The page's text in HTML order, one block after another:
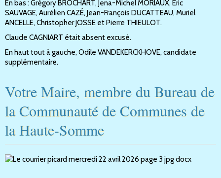
En bas : Grégory BROCHART, Jena-Michel MORIAUX, Éric
SAUVAGE, Aurélien CAZÉ, Jean-François DUCATTEAU, Muriel
ANCELLE, Christopher JOSSE et Pierre THIEULOT.
Claude CAGNIART était absent excusé.
En haut tout à gauche, Odile VANDEKERCKHOVE, candidate
supplémentaire.
Votre Maire, membre du Bureau de
la Communauté de Communes de
la Haute-Somme